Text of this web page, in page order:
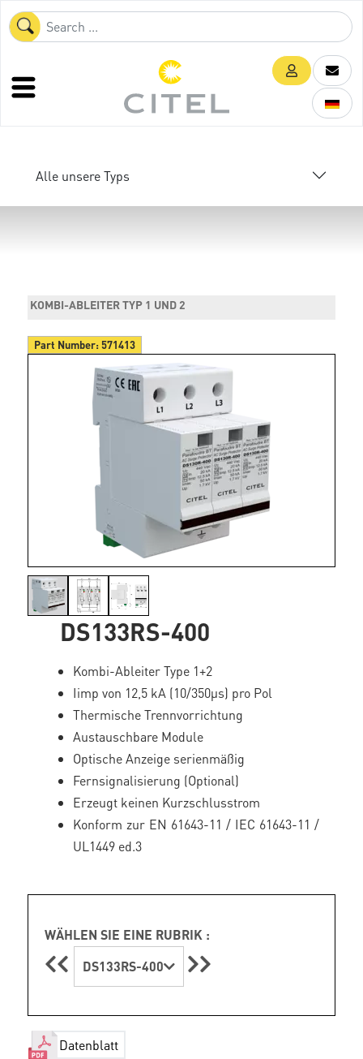
Alle unsere Typs
KOMBI-ABLEITER TYP 1 UND 2
Part Number:571413
DS133RS-400
Kombi-Ableiter Type 1+2
Iimp von 12,5 kA (10/350µs) pro Pol
Thermische Trennvorrichtung
Austauschbare Module
Optische Anzeige serienmäßig
Fernsignalisierung (Optional)
Erzeugt keinen Kurzschlusstrom
Konform zur EN 61643-11 / IEC 61643-11 /
UL1449 ed.3
WÄHLEN SIE EINE RUBRIK :
DS133RS-400
Datenblatt